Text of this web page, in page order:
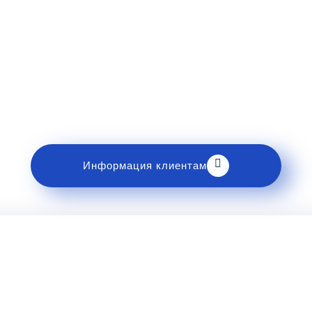
Информация клиентам